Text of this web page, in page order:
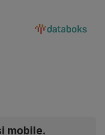
mobile.